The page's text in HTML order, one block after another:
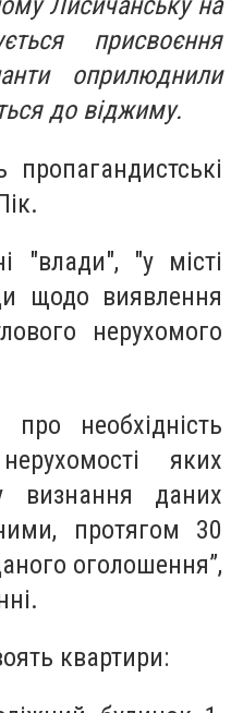
присвоєння
оприлюднили
до віджиму.
"влади", "у місті
щодо виявлення
нерухомого
про необхідність
яких
визнання даних
протягом 30
оголошення”,
квартири: